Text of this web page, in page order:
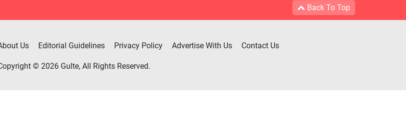
Back To Top
Us Editorial Guidelines Privacy Policy Advertise With Us Contact Us
© 2026 Gulte, All Rights Reserved.